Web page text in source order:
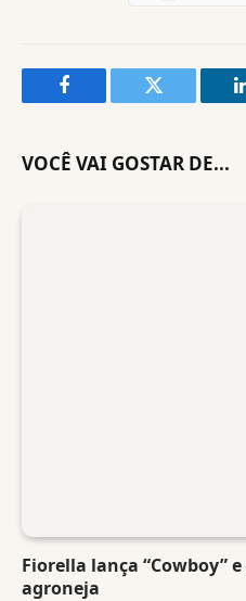
Facebook Twitter
VOCÊ VAI GOSTAR DE...
Fiorella lança “Cowboy”
agroneja